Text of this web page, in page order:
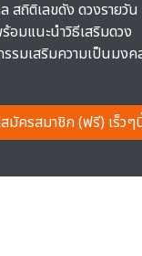
สถิติเลขดัง ดวงรายวั
อมแนะนำวิธีเสริมดวง
รมเสริมความเป็นมงค
มัครสมาชิก (ฟรี) เร็วๆ